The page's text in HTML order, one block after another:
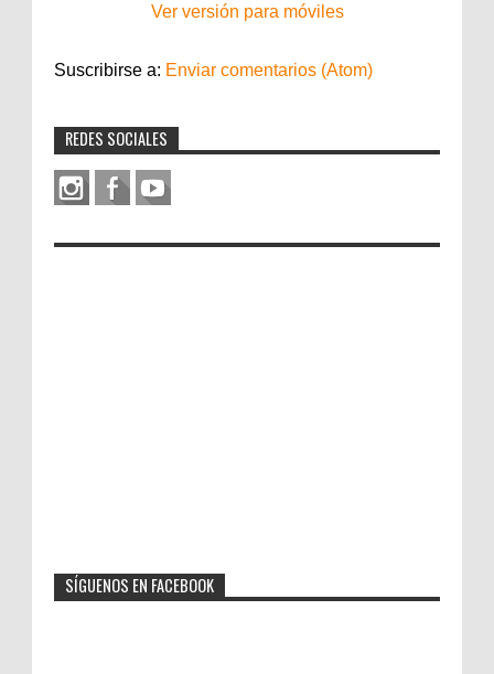
Ver versión para móviles
Suscribirse a: Enviar comentarios (Atom)
REDES SOCIALES
SÍGUENOS EN FACEBOOK